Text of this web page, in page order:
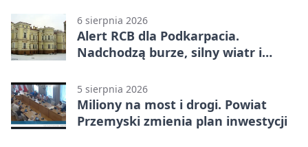
6 sierpnia 2026
Alert RCB dla Podkarpacia.
Nadchodzą burze, silny wiatr i
5 sierpnia 2026
Miliony na most i drogi. Powiat
Przemyski zmienia plan inwestycji